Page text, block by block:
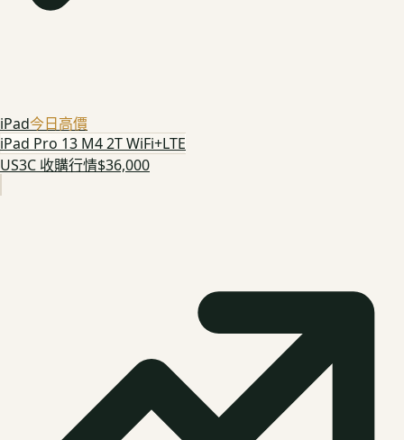
iPad今日高價
iPad Pro 13 M4 2T WiFi+LTE
US3C 收購行情$36,000